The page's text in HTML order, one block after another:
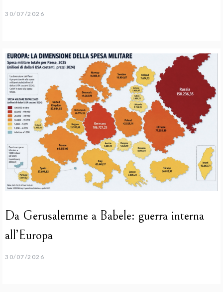
30/07/2026
Da Gerusalemme a Babele: guerra interna
all’Europa
30/07/2026